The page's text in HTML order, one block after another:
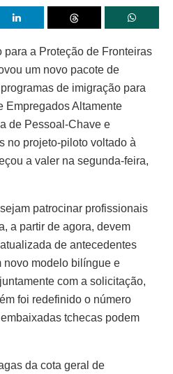
para a Proteção de Fronteiras
um novo pacote de
de imigração para
Empregados Altamente
de Pessoal-Chave e
no projeto-piloto voltado à
a valer na segunda-feira,
patrocinar profissionais
a partir de agora, devem
de antecedentes
novo modelo bilíngue e
com a solicitação,
foi redefinido o número
tchecas podem
da cota geral de